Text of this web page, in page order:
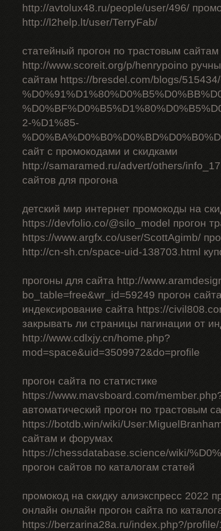
http://avtolux48.ru/people/user/496/
http://l2help.lt/user/TerryFab/
статейный прогон по трастовым сайтам
http://www.scoreit.org/p/henrypoino
сайтам https://bresdel.com/blogs/
2-%D1%85-
сайт с промокодами и скидками
http://samaramed.ru/advert/others/
сайтов для прогона
детский мир интернет промокоды на
https://devfolio.co/@silo_model прогон
https://www.argfx.co/user/ScottAgimb/
http://cn-sh.cn/space-uid-138703.html
прогоны для сайта http://
bo_table=free&wr_id=59249 прогон
индексирование сайта https://
закрывать ли страницы пагинации от
http://www.cdlxjy.cn/home.php?
mod=space&uid=3509972&do=profile
прогон сайта по статистике
https://www.mavsboard.com/
автоматический прогон по трастовым
https://botdb.win/wiki/
сайтам и форумах
https://chessdatabase.science/wiki/
прогон сайтов по каталогам статей
промокод на скидку алиэкспресс 2022
онлайн онлайн прогон сайта по
https://berzarina28a.ru/index.php?/